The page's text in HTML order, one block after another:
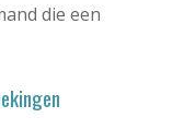
die een